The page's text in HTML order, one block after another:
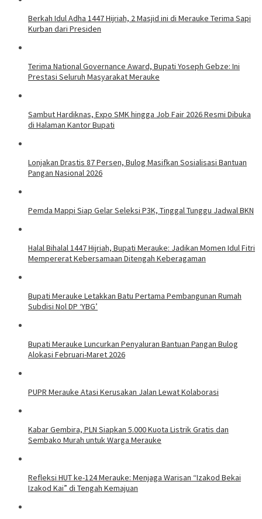
Berkah Idul Adha 1447 Hijriah, 2 Masjid ini di Merauke Terima Sapi
Kurban dari Presiden
Terima National Governance Award, Bupati Yoseph Gebze: Ini
Prestasi Seluruh Masyarakat Merauke
Sambut Hardiknas, Expo SMK hingga Job Fair 2026 Resmi Dibuka
di Halaman Kantor Bupati
Lonjakan Drastis 87 Persen, Bulog Masifkan Sosialisasi Bantuan
Pangan Nasional 2026
Pemda Mappi Siap Gelar Seleksi P3K, Tinggal Tunggu Jadwal BKN
Halal Bihalal 1447 Hijriah, Bupati Merauke: Jadikan Momen Idul Fitri
Mempererat Kebersamaan Ditengah Keberagaman
Bupati Merauke Letakkan Batu Pertama Pembangunan Rumah
Subdisi Nol DP ‘YBG’
Bupati Merauke Luncurkan Penyaluran Bantuan Pangan Bulog
Alokasi Februari-Maret 2026
PUPR Merauke Atasi Kerusakan Jalan Lewat Kolaborasi
Kabar Gembira, PLN Siapkan 5.000 Kuota Listrik Gratis dan
Sembako Murah untuk Warga Merauke
Refleksi HUT ke-124 Merauke: Menjaga Warisan “Izakod Bekai
Izakod Kai” di Tengah Kemajuan